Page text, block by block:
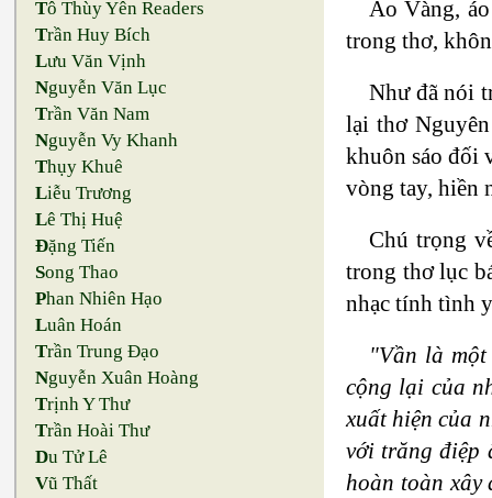
Tô Thùy Yên Readers
Trần Huy Bích
Lưu Văn Vịnh
Nguyễn Văn Lục
Trần Văn Nam
Nguyễn Vy Khanh
Thụy Khuê
Liễu Trương
Lê Thị Huệ
Đặng Tiến
Song Thao
Phan Nhiên Hạo
Luân Hoán
Trần Trung Đạo
Nguyễn Xuân Hoàng
Trịnh Y Thư
Trần Hoài Thư
Du Tử Lê
Vũ Thất
Áo Vàng,
trong thơ,
Như đã nói
lại thơ
khuôn sáo đối
vòng tay, hiền
Chú trọng
trong thơ lục
nhạc tính tình
"Vần là
cộng lại của
xuất hiện của
với trăng điệp
hoàn toàn xây